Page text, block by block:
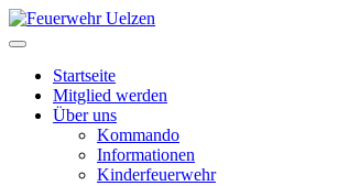
Startseite
Mitglied werden
Über uns
Kommando
Informationen
Kinderfeuerwehr